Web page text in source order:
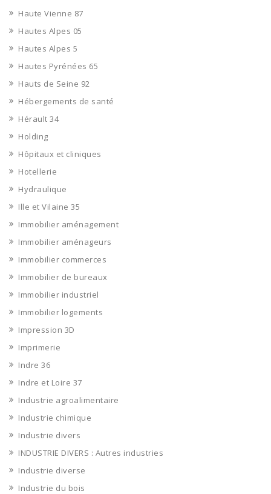
Haute Vienne 87
Hautes Alpes 05
Hautes Alpes 5
Hautes Pyrénées 65
Hauts de Seine 92
Hébergements de santé
Hérault 34
Holding
Hôpitaux et cliniques
Hotellerie
Hydraulique
Ille et Vilaine 35
Immobilier aménagement
Immobilier aménageurs
Immobilier commerces
Immobilier de bureaux
Immobilier industriel
Immobilier logements
Impression 3D
Imprimerie
Indre 36
Indre et Loire 37
Industrie agroalimentaire
Industrie chimique
Industrie divers
INDUSTRIE DIVERS : Autres industries
Industrie diverse
Industrie du bois